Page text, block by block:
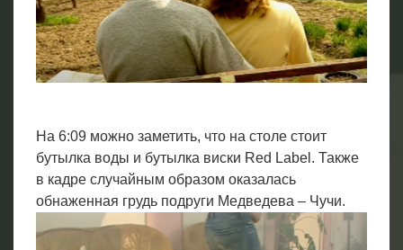
На 6:09 можно заметить, что на столе стоит
бутылка воды и бутылка виски Red Label. Также
в кадре случайным образом оказалась
обнаженная грудь подруги Медведева – Чучи.